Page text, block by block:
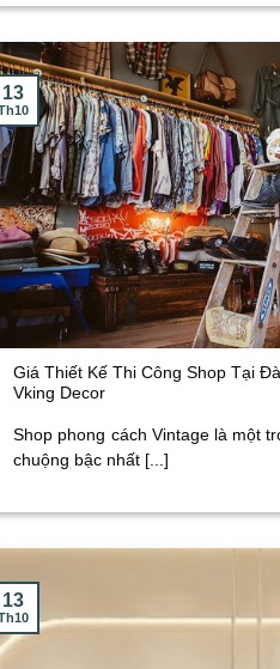
Giá Thiết Kế Thi Công Shop Tại
Vking Decor
Shop phong cách Vintage là một
chuộng bậc nhất [...]
13
13